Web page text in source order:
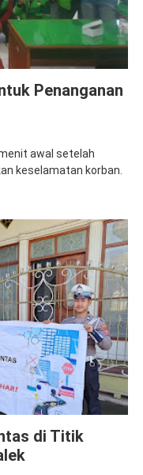
Penanganan
awal setelah
keselamatan korban.
di Titik